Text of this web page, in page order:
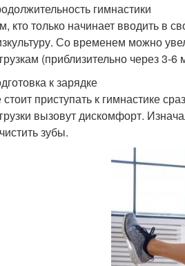
гимнастики
кто только начинает вводить в
Со временем можно
(приблизительно через 3-
к зарядке
приступать к гимнастике
вызовут дискомфорт.
зубы.